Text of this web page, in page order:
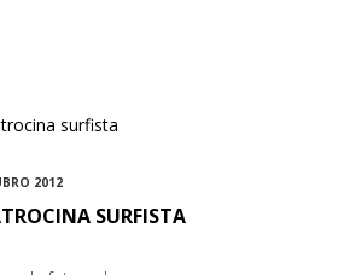
2012
SURFISTA